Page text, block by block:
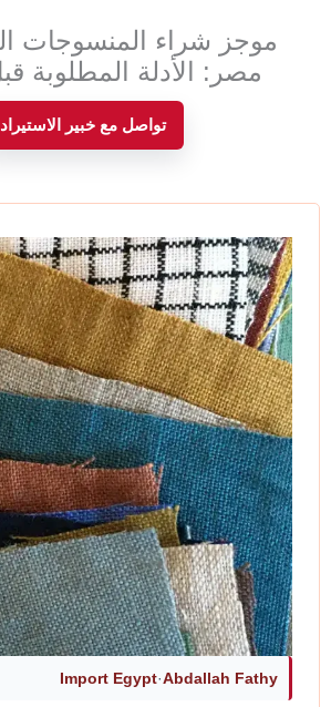
موجز شراء المنسوجات
مصر: الأدلة المطلوبة
تواصل مع خبير الاستيراد
Abdallah Fathy
·
Import Egypt